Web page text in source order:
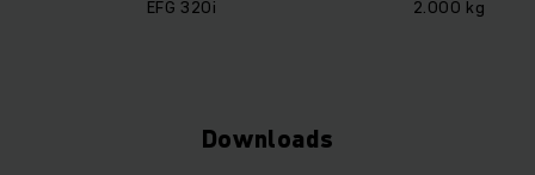
EFG 320i 2.000 kg
Downloads